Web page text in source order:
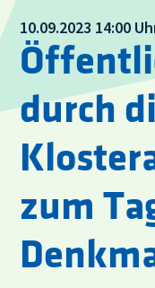
10.09.2023 14:00
durch
zum